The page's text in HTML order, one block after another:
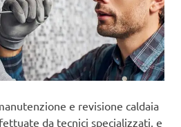
e revisione caldaia
da tecnici specializzati, e